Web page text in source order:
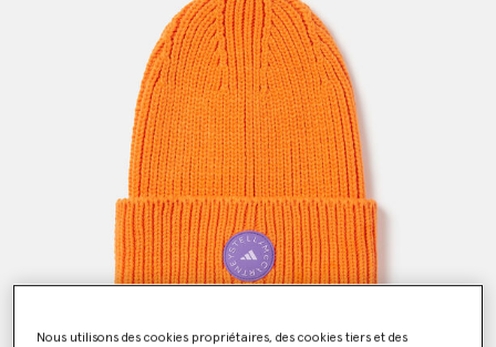
Nous utilisons des cookies propriétaires, des cookies tiers et des